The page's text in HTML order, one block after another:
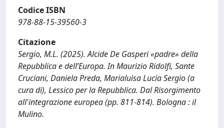
Codice ISBN
978-88-15-39560-3
Citazione
Sergio, M.L. (2025). Alcide De Gasperi «padre» della
Repubblica e dell’Europa. In Maurizio Ridolfi, Sante
Cruciani, Daniela Preda, Marialuisa Lucia Sergio (a
cura di), Lessico per la Repubblica. Dal Risorgimento
all'integrazione europea (pp. 811-814). Bologna : il
Mulino.